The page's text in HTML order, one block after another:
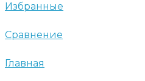
Избранные
Сравнение
Главная